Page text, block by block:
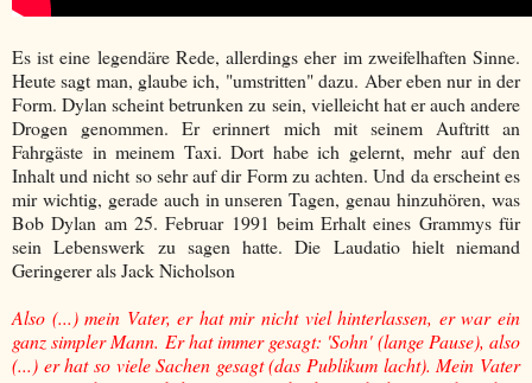
Es ist eine legendäre Rede, allerdings eher im zweifelhaften Sinne.
Heute sagt man, glaube ich, "umstritten" dazu. Aber eben nur in der
Form. Dylan scheint betrunken zu sein, vielleicht hat er auch andere
Drogen genommen. Er erinnert mich mit seinem Auftritt an
Fahrgäste in meinem Taxi. Dort habe ich gelernt, mehr auf den
Inhalt und nicht so sehr auf dir Form zu achten. Und da erscheint es
mir wichtig, gerade auch in unseren Tagen, genau hinzuhören, was
Bob Dylan am 25. Februar 1991 beim Erhalt eines Grammys für
sein Lebenswerk zu sagen hatte. Die Laudatio hielt niemand
Geringerer als Jack Nicholson
Also (...) mein Vater, er hat mir nicht viel hinterlassen, er war ein
ganz simpler Mann. Er hat immer gesagt: 'Sohn' (lange Pause), also
(...) er hat so viele Sachen gesagt (das Publikum lacht). Mein Vater